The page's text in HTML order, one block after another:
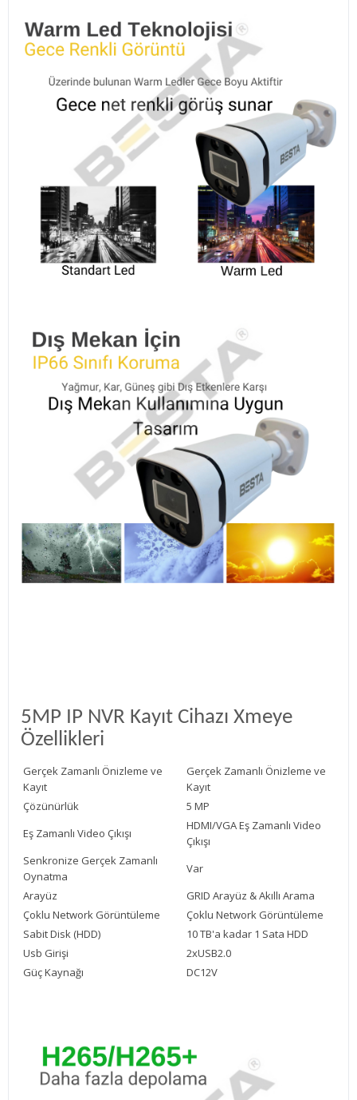
5MP IP NVR Kayıt Cihazı Xmeye
Özellikleri
Gerçek Zamanlı Önizleme ve
Kayıt
Gerçek Zamanlı Önizleme ve
Kayıt
Çözünürlük
5 MP
Eş Zamanlı Video Çıkışı
HDMI/VGA Eş Zamanlı Video
Çıkışı
Senkronize Gerçek Zamanlı
Oynatma
Var
Arayüz
GRID Arayüz & Akıllı Arama
Çoklu Network Görüntüleme
Çoklu Network Görüntüleme
Sabit Disk (HDD)
10 TB'a kadar 1 Sata HDD
Usb Girişi
2xUSB2.0
Güç Kaynağı
DC12V